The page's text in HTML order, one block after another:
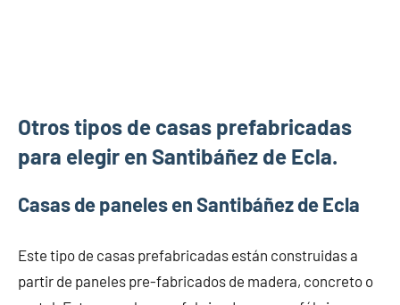
Otros tipos de casas prefabricadas
para elegir en Santibáñez de Ecla.
Casas de paneles en Santibáñez de Ecla
Este tipo de casas prefabricadas están construidas a
partir de paneles pre-fabricados de madera, concreto o